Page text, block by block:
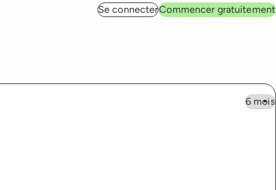
Se connecterCommencer gratuitement